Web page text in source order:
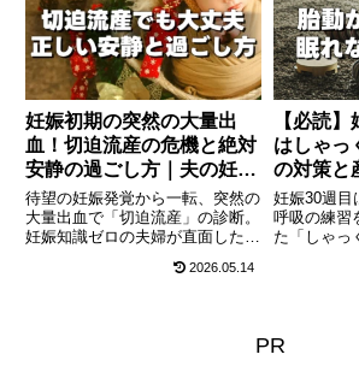
中にやっておきたいベビー服の水
通し・出産準備について徹底解説
します。
娠判明後に
対策まで、
識をまとめ
妊娠初期の突然の大量出
血！切迫流産の危機と絶対
安静の過ごし方｜夫の妊娠
体験記①
待望の妊娠発覚から一転、突然の
大量出血で「切迫流産」の診断。
妊娠知識ゼロの夫婦が直面した恐
夫）目線で綴る体験記連載第1
2026.05.14
【必読
はしゃっ
の対策と
妊娠30週目
呼吸の練習
た「しゃっ
迫や頻尿
トスパート
PR